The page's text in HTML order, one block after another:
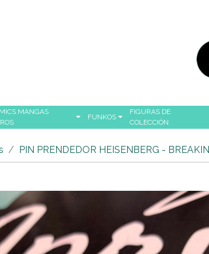
MANGAS
FUNKOS
FIGURAS DE
COLECCIÓN
PIN PRENDEDOR HEISENBERG -